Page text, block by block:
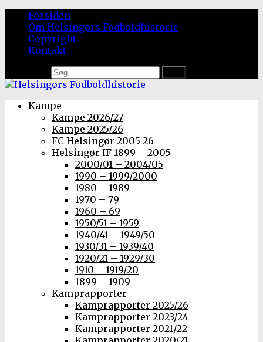
Forsiden
Om Helsingørs Fodboldhistorie
Copyright
Kontakt
Kampe
Kampe 2026/27
Kampe 2025/26
FC Helsingør 2005-26
Helsingør IF 1899 – 2005
2000/01 – 2004/05
1990 – 1999/2000
1980 – 1989
1970 – 79
1960 – 69
1950/51 – 1959
1940/41 – 1949/50
1930/31 – 1939/40
1920/21 – 1929/30
1910 – 1919/20
1899 – 1909
Kamprapporter
Kamprapporter 2025/26
Kamprapporter 2023/24
Kamprapporter 2021/22